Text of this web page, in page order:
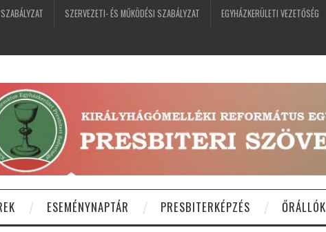
SZERVEZETI- ÉS MŰKÖDÉSI SZABÁLYZAT EGYHÁZKERÜLETI VEZETŐSÉG
ESEMÉNYNAPTÁR PRESBITERKÉPZÉS ŐRÁLLÓK